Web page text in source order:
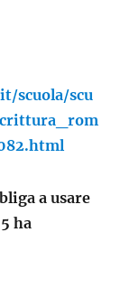
scuola/scu
a usare
ha